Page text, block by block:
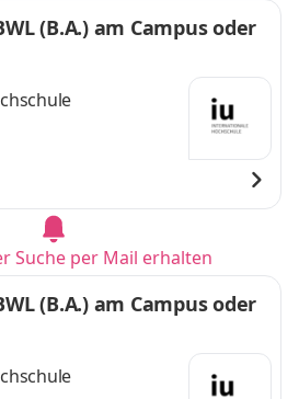
(B.A.) am Campus oder
Suche per Mail erhalten
(B.A.) am Campus oder